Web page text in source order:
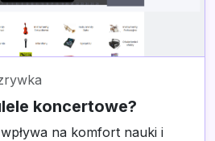
koncertowe?
na komfort nauki i